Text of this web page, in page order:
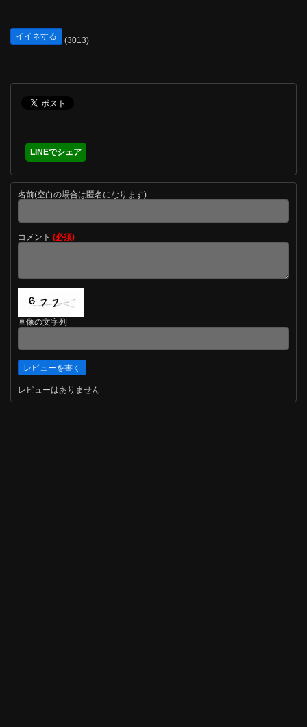
イイネする (3013)
LINEでシェア
名前(空白の場合は匿名になります)
コメント (必須)
画像の文字列
レビューはありません